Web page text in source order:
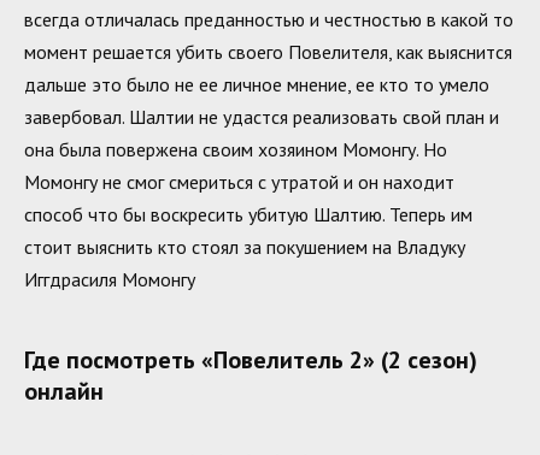
всегда отличалась преданностью и честностью в какой то
момент решается убить своего Повелителя, как выяснится
дальше это было не ее личное мнение, ее кто то умело
завербовал. Шалтии не удастся реализовать свой план и
она была повержена своим хозяином Момонгу. Но
Момонгу не смог смериться с утратой и он находит
способ что бы воскресить убитую Шалтию. Теперь им
стоит выяснить кто стоял за покушением на Владуку
Иггдрасиля Момонгу
Где посмотреть «Повелитель 2» (2 сезон)
онлайн